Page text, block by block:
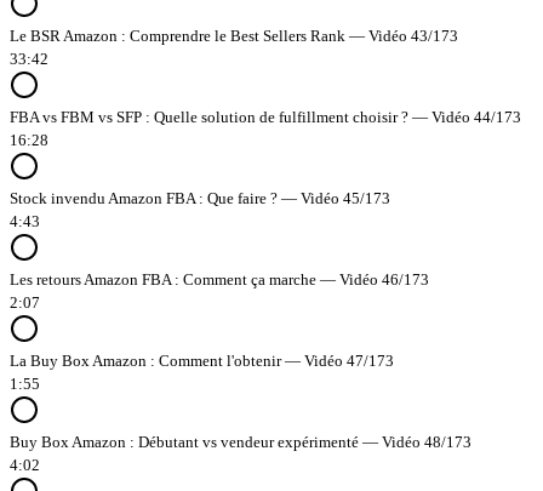
Le BSR Amazon : Comprendre le Best Sellers Rank — Vidéo 43/173
33:42
FBA vs FBM vs SFP : Quelle solution de fulfillment choisir ? — Vidéo 44/173
16:28
Stock invendu Amazon FBA : Que faire ? — Vidéo 45/173
4:43
Les retours Amazon FBA : Comment ça marche — Vidéo 46/173
2:07
La Buy Box Amazon : Comment l'obtenir — Vidéo 47/173
1:55
Buy Box Amazon : Débutant vs vendeur expérimenté — Vidéo 48/173
4:02